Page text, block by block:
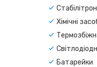
Хімічні
Батарейки